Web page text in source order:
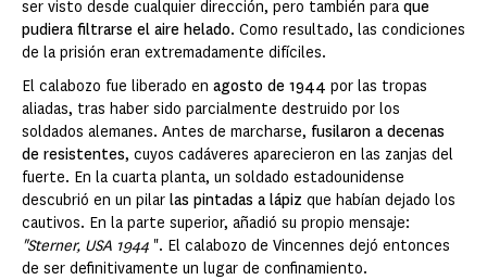
ser visto desde cualquier dirección, pero también para que
pudiera filtrarse el aire helado. Como resultado, las condiciones
de la prisión eran extremadamente difíciles.
El calabozo fue liberado en agosto de 1944 por las tropas
aliadas, tras haber sido parcialmente destruido por los
soldados alemanes. Antes de marcharse, fusilaron a decenas
de resistentes, cuyos cadáveres aparecieron en las zanjas del
fuerte. En la cuarta planta, un soldado estadounidense
descubrió en un pilar las pintadas a lápiz que habían dejado los
cautivos. En la parte superior, añadió su propio mensaje:
"Sterner, USA 1944 ". El calabozo de Vincennes dejó entonces
de ser definitivamente un lugar de confinamiento.